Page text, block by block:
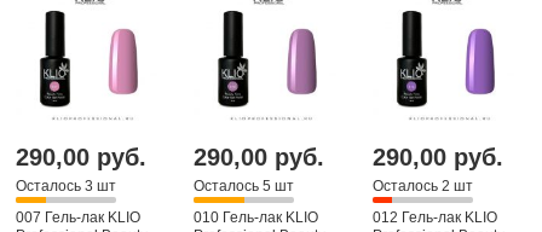
290,00 руб.
Осталось 3 шт
007 Гель-лак KLIO
290,00 руб.
Осталось 5 шт
010 Гель-лак KLIO
290,00 руб.
Осталось 2 шт
012 Гель-лак KLIO